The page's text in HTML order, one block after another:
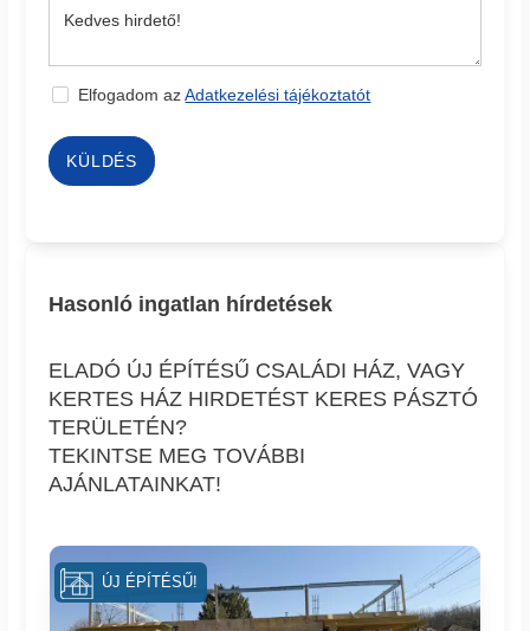
Elfogadom azAdatkezelési tájékoztatót
KÜLDÉS
Hasonló ingatlan hírdetések
ELADÓ ÚJ ÉPÍTÉSŰ CSALÁDI HÁZ, VAGY
KERTES HÁZ HIRDETÉST KERES PÁSZTÓ
TERÜLETÉN?
TEKINTSE MEG TOVÁBBI
AJÁNLATAINKAT!
ÚJ ÉPÍTÉSŰ!